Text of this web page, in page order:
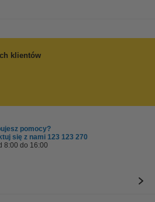
klientów
pomocy?
się z nami 123 123 270
8:00 do 16:00